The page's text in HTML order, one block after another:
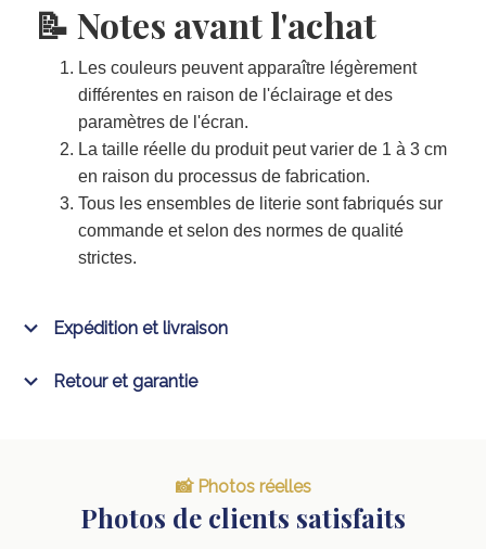
📝 Notes avant l'achat
Les couleurs peuvent apparaître légèrement
différentes en raison de l'éclairage et des
paramètres de l'écran.
La taille réelle du produit peut varier de 1 à 3 cm
en raison du processus de fabrication.
Tous les ensembles de literie sont fabriqués sur
commande et selon des normes de qualité
strictes.
Expédition et livraison
Retour et garantie
📸 Photos réelles
Photos de clients satisfaits